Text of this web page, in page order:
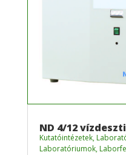
ND 4/12
Kutatóintézetek,
Laboratóriumok,